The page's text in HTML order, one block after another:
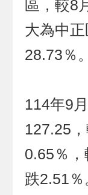
區，較8
大為中
28.73％。
114年9
127.25
0.65％
跌2.51